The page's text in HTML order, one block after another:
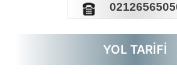
TEL
YOL TARİFİ